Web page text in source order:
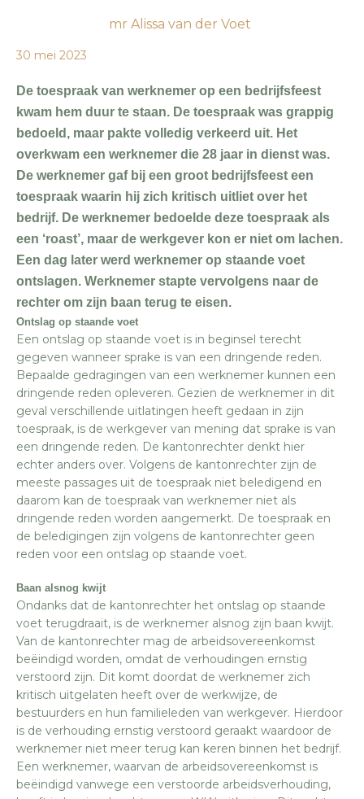
mr Alissa van der Voet
30 mei 2023
De toespraak van werknemer op een bedrijfsfeest
kwam hem duur te staan. De toespraak was grappig
bedoeld, maar pakte volledig verkeerd uit. Het
overkwam een werknemer die 28 jaar in dienst was.
De werknemer gaf bij een groot bedrijfsfeest een
toespraak waarin hij zich kritisch uitliet over het
bedrijf. De werknemer bedoelde deze toespraak als
een ‘roast’, maar de werkgever kon er niet om lachen.
Een dag later werd werknemer op staande voet
ontslagen. Werknemer stapte vervolgens naar de
rechter om zijn baan terug te eisen.
Ontslag op staande voet
Een ontslag op staande voet is in beginsel terecht
gegeven wanneer sprake is van een dringende reden.
Bepaalde gedragingen van een werknemer kunnen een
dringende reden opleveren. Gezien de werknemer in dit
geval verschillende uitlatingen heeft gedaan in zijn
toespraak, is de werkgever van mening dat sprake is van
een dringende reden. De kantonrechter denkt hier
echter anders over. Volgens de kantonrechter zijn de
meeste passages uit de toespraak niet beledigend en
daarom kan de toespraak van werknemer niet als
dringende reden worden aangemerkt. De toespraak en
de beledigingen zijn volgens de kantonrechter geen
reden voor een ontslag op staande voet.
Baan alsnog kwijt
Ondanks dat de kantonrechter het ontslag op staande
voet terugdraait, is de werknemer alsnog zijn baan kwijt.
Van de kantonrechter mag de arbeidsovereenkomst
beëindigd worden, omdat de verhoudingen ernstig
verstoord zijn. Dit komt doordat de werknemer zich
kritisch uitgelaten heeft over de werkwijze, de
bestuurders en hun familieleden van werkgever. Hierdoor
is de verhouding ernstig verstoord geraakt waardoor de
werknemer niet meer terug kan keren binnen het bedrijf.
Een werknemer, waarvan de arbeidsovereenkomst is
beëindigd vanwege een verstoorde arbeidsverhouding,